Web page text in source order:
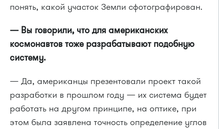
понять, какой участок Земли сфотографирован.
— Вы говорили, что для американских
космонавтов тоже разрабатывают подобную
систему.
— Да, американцы презентовали проект такой
разработки в прошлом году — их система будет
работать на другом принципе, на оптике, при
этом была заявлена точность определение углов